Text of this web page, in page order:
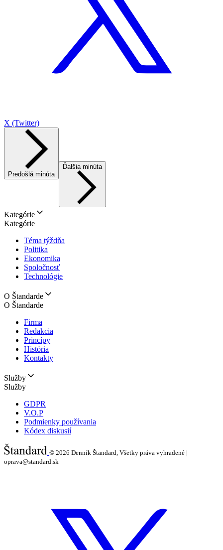
X (Twitter)
Predošlá minúta
Ďalšia minúta
Kategórie
Kategórie
Téma týždňa
Politika
Ekonomika
Spoločnosť
Technológie
O Štandarde
O Štandarde
Firma
Redakcia
Princípy
História
Kontakty
Služby
Služby
GDPR
V.O.P
Podmienky používania
Kódex diskusií
© 2026 Denník Štandard, Všetky práva vyhradené |
oprava@standard.sk